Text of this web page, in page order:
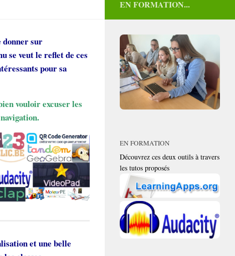
donner sur
se veut le reflet de ces
pour sa
vouloir excuser les
et une belle
EN FORMATION...
EN FORMATION
Découvrez ces deux outils à travers
les tutos proposés